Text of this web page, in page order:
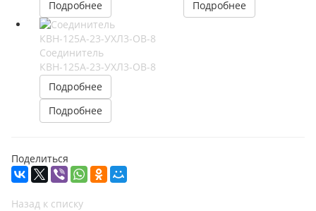
Подробнее Подробнее
Соединитель
КВН-125А-23-УХЛ3-ОВ-8
Подробнее
Подробнее
Поделиться
Назад к списку